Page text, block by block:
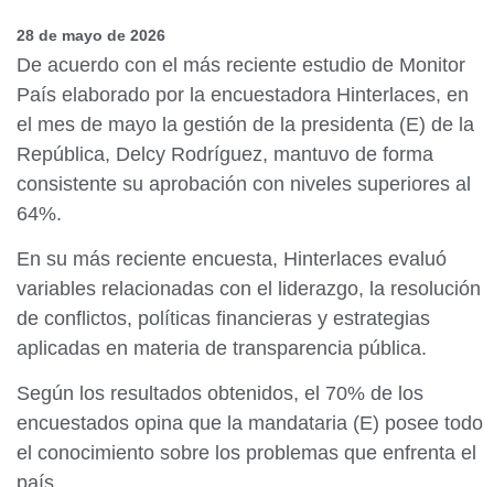
28 de mayo de 2026
De acuerdo con el más reciente estudio de Monitor
País elaborado por la encuestadora Hinterlaces, en
el mes de mayo la gestión de la presidenta (E) de la
República, Delcy Rodríguez, mantuvo de forma
consistente su aprobación con niveles superiores al
64%.
En su más reciente encuesta, Hinterlaces evaluó
variables relacionadas con el liderazgo, la resolución
de conflictos, políticas financieras y estrategias
aplicadas en materia de transparencia pública.
Según los resultados obtenidos, el 70% de los
encuestados opina que la mandataria (E) posee todo
el conocimiento sobre los problemas que enfrenta el